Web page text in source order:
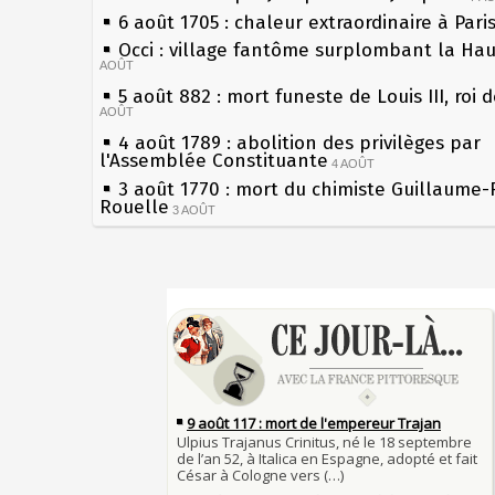
6 août 1705 : chaleur extraordinaire à Paris
Occi : village fantôme surplombant la
AOÛT
5 août 882 : mort funeste de Louis III, roi
AOÛT
4 août 1789 : abolition des privilèges par
l'Assemblée Constituante 4 AOÛT
3 août 1770 : mort du chimiste Guillaume-
Rouelle 3 AOÛT
Musée Jean de La Fontaine : réouverture
1er août 1589 : Henri III est poignardé à
par Jacques Clément, moine jacobin 1ER AOÛT
31 juillet 1899 : décret instaurant les
boîtes aux lettres en fonte de Léon
30 juillet 1918 : mort d'Auguste Poulain,
Chocolat Poulain 30 JUILLET
29 juillet 1881 : loi sur la liberté de la
les siècles
27 mai 1610 : supplice de François
du roi Henri IV
Pierre qui roule n'amasse pas mousse
Qui aime bien châtie bien
Tout vient à point à qui sait attendre
François II (né le 19 janvier 1544, mort le